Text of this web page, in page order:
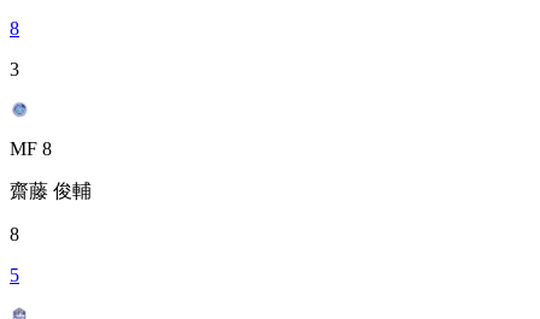
8
3
MF 8
齋藤 俊輔
8
5